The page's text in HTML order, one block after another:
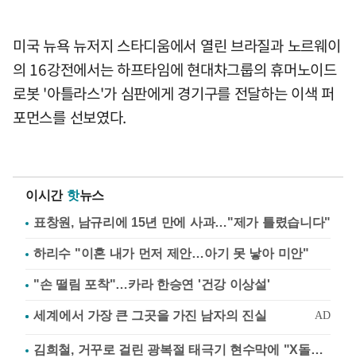
미국 뉴욕 뉴저지 스타디움에서 열린 브라질과 노르웨이
의 16강전에서는 하프타임에 현대차그룹의 휴머노이드
로봇 '아틀라스'가 심판에게 경기구를 전달하는 이색 퍼
포먼스를 선보였다.
이시간 핫뉴스
표창원, 남규리에 15년 만에 사과…"제가 틀렸습니다"
하리수 "이혼 내가 먼저 제안…아기 못 낳아 미안"
"손 떨림 포착"…카라 한승연 '건강 이상설'
김희철, 거꾸로 걸린 광복절 태극기 현수막에 "X돌았네"